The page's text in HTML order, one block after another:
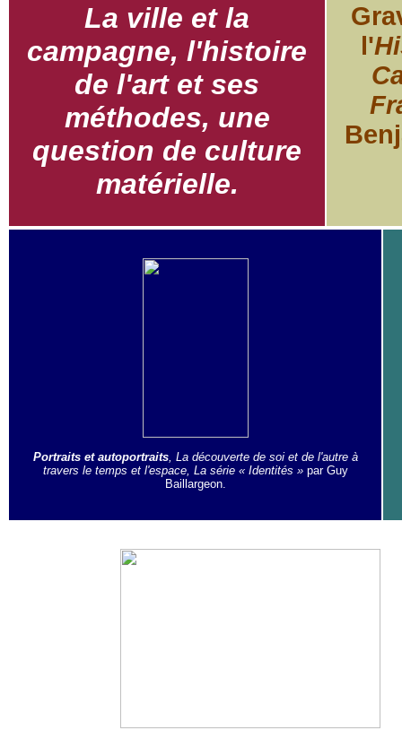
La ville et la
campagne, l'histoire
de l'art et ses
méthodes, une
question de culture
matérielle.
l'
Portraits et autoportraits, La découverte de soi et de l'autre à
travers le temps et l'espace, La série « Identités »par Guy
Baillargeon.